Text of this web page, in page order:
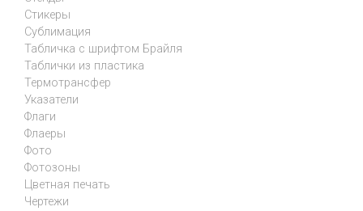
Стикеры
Сублимация
Табличка с шрифтом Брайля
Таблички из пластика
Термотрансфер
Указатели
Флаги
Флаеры
Фото
Фотозоны
Цветная печать
Чертежи